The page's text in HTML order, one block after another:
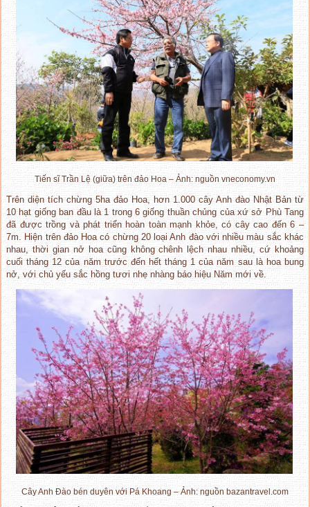
Tiến sĩ Trần Lệ (giữa) trên đảo Hoa – Ảnh: nguồn vneconomy.vn
Trên diện tích chừng 5ha đảo Hoa, hơn 1.000 cây Anh đào Nhật Bản từ
10 hạt giống ban đầu là 1 trong 6 giống thuần chủng của xứ sở Phù Tang
đã được trồng và phát triển hoàn toàn mạnh khỏe, có cây cao đến 6 –
7m. Hiện trên đảo Hoa có chừng 20 loại Anh đào với nhiều màu sắc khác
nhau, thời gian nở hoa cũng không chênh lệch nhau nhiều, cứ khoảng
cuối tháng 12 của năm trước đến hết tháng 1 của năm sau là hoa bung
nở, với chủ yếu sắc hồng tươi nhẹ nhàng báo hiệu Năm mới về.
Cây Anh Đào bén duyên với Pá Khoang – Ảnh: nguồn bazantravel.com